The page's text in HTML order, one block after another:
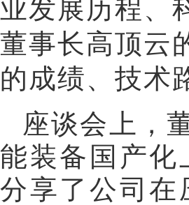
业发展历程、
董事长高顶云
的成绩、技术
座谈会上，
能装备国产
分享了公司在